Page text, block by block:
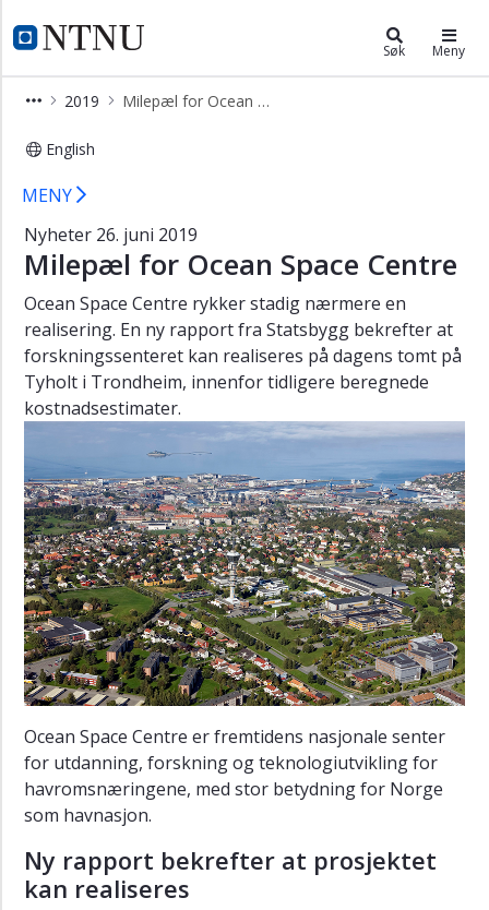
NTNU Hjemmeside
Campussamling Søk Meny
2019 Milepæl for Ocean Space Centre
English
Milepæl for Ocean Space Centre -
×
Nyheter
og
Video
Aktuelt
fra
møter
Organisering
Prosjekter
Slik
jobber
vi
MENY
Nyheter 26. juni 2019
Milepæl for Ocean Space Centre
Ocean Space Centre rykker stadig nærmere en
realisering. En ny rapport fra Statsbygg bekrefter at
forskningssenteret kan realiseres på dagens tomt på
Tyholt i Trondheim, innenfor tidligere beregnede
kostnadsestimater.
Ocean Space Centre er fremtidens nasjonale senter
for utdanning, forskning og teknologiutvikling for
havromsnæringene, med stor betydning for Norge
som havnasjon.
Ny rapport bekrefter at prosjektet
kan realiseres